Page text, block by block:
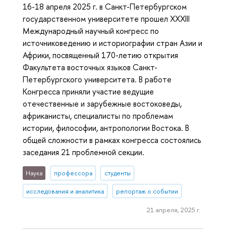
16-18 апреля 2025 г. в Санкт-Петербургском
государственном университете прошел XXXIII
Международный научный конгресс по
источниковедению и историографии стран Азии и
Африки, посвященный 170-летию открытия
Факультета восточных языков Санкт-
Петербургского университета. В работе
Конгресса приняли участие ведущие
отечественные и зарубежные востоковеды,
африканисты, специалисты по проблемам
истории, философии, антропологии Востока. В
общей сложности в рамках конгресса состоялись
заседания 21 проблемной секции.
Наука профессора студенты
исследования и аналитика репортаж о событии
21 апреля, 2025 г.